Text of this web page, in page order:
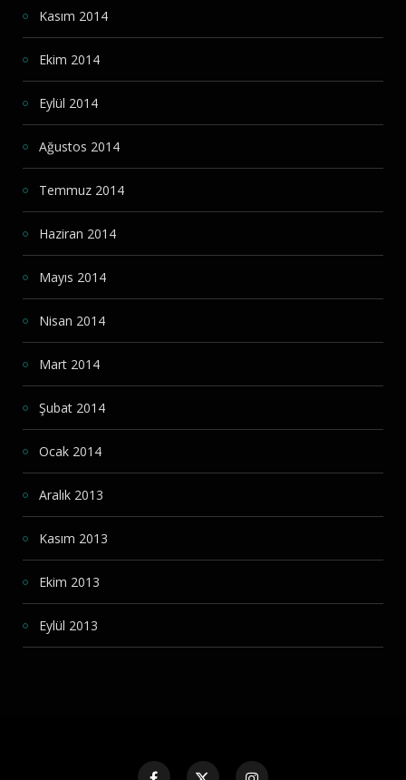
Kasım 2014
Ekim 2014
Eylül 2014
Ağustos 2014
Temmuz 2014
Haziran 2014
Mayıs 2014
Nisan 2014
Mart 2014
Şubat 2014
Ocak 2014
Aralık 2013
Kasım 2013
Ekim 2013
Eylül 2013